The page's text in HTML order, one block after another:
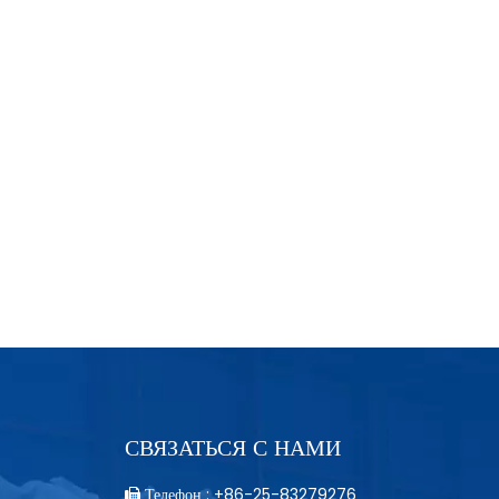
СВЯЗАТЬСЯ С НАМИ
Телефон : +86-25-83279276